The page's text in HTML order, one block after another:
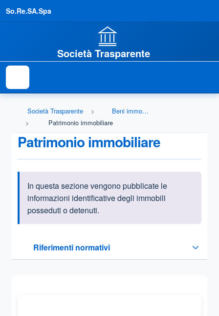
So.Re.SA.Spa
Società Trasparente
Società Trasparente
Beni immobili e gestione patrimonio
Patrimonio immobiliare
Patrimonio immobiliare
Informazioni introduttive
In questa sezione vengono pubblicate le
informazioni identificative degli immobili
posseduti o detenuti.
Riferimenti normativi
Sezione compressa